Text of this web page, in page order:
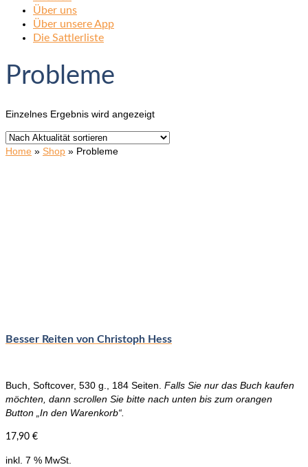
Über uns
Über unsere App
Die Sattlerliste
Probleme
Einzelnes Ergebnis wird angezeigt
Home » Shop » Probleme
Besser Reiten von Christoph Hess
Buch, Softcover, 530 g., 184 Seiten. Falls Sie nur das Buch kaufen
möchten, dann scrollen Sie bitte nach unten bis zum orangen
Button „In den Warenkorb“.
17,90 €
inkl. 7 % MwSt.